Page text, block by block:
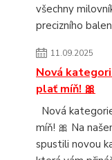
všechny
precizního
11.09.2025
Nová
plať míň! 🎀
Nová
míň! 🎀 Na
spustili novou